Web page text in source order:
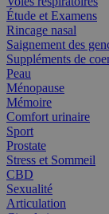
Étude et Examens
Rincage nasal
Saignement des
Suppléments de
Peau
Ménopause
Mémoire
Comfort urinaire
Sport
Prostate
Stress et Sommeil
CBD
Sexualité
Articulation